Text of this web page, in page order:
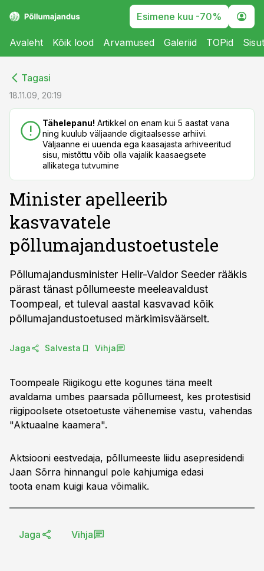
Esimene kuu -70%
Avaleht Kõik lood Arvamused Galeriid TOPid
Tagasi
18.11.09, 20:19
Tähelepanu! Artikkel on enam kui 5 aastat vana
ning kuulub väljaande digitaalsesse arhiivi.
Väljaanne ei uuenda ega kaasajasta arhiveeritud
sisu, mistõttu võib olla vajalik kaasaegsete
allikatega tutvumine
Minister apelleerib
kasvavatele
põllumajandustoetustele
Põllumajandusminister Helir-Valdor Seeder rääkis
pärast tänast põllumeeste meeleavaldust
Toompeal, et tuleval aastal kasvavad kõik
põllumajandustoetused märkimisväärselt.
Jaga Salvesta Vihja
Toompeale Riigikogu ette kogunes täna meelt
avaldama umbes paarsada põllumeest, kes protestisid
riigipoolsete otsetoetuste vähenemise vastu, vahendas
"Aktuaalne kaamera".
Aktsiooni eestvedaja, põllumeeste liidu asepresidendi
Jaan Sõrra hinnangul pole kahjumiga edasi
toota enam kuigi kaua võimalik.
Jaga Vihja